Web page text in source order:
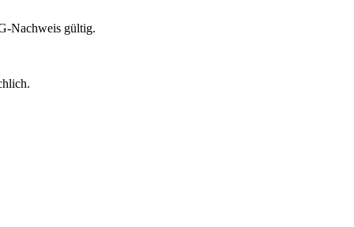
Nachweis gültig.